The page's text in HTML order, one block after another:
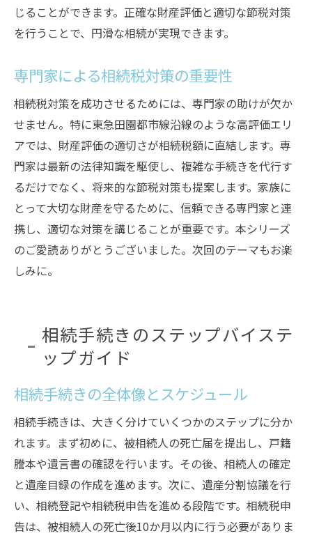
じることができます。正確な財産評価と適切な節税対策
を行うことで、円滑な相続が実現できます。
専門家による相続税対策の重要性
相続税対策を成功させるためには、専門家の助けが欠か
せません。特に東急田園都市線沿線のような高評価エリ
アでは、財産評価の適切さが相続税額に直結します。専
門家は最新の法律知識を駆使し、複雑な手続きを代行す
るだけでなく、将来的な節税対策も提案します。家族に
とって大切な財産を守るために、信頼できる専門家と連
携し、適切な対策を講じることが重要です。本シリーズ
のご愛読ありがとうございました。次回のテーマもお楽
しみに。
相続手続きのステップバイステ
ップガイド
相続手続きの全体像とスケジュール
相続手続きは、大きく分けていくつかのステップに分か
れます。まず初めに、被相続人の死亡届を提出し、戸籍
謄本や遺言書の確認を行います。その後、相続人の確定
と遺産目録の作成を進めます。次に、遺産分割協議を行
い、相続登記や相続税申告を進める段階です。相続税申
告は、被相続人の死亡後10か月以内に行う必要がありま